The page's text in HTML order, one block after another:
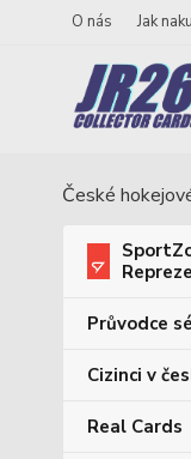
O nás Jak
České
Průvodce
Cizinci v
Real Cards